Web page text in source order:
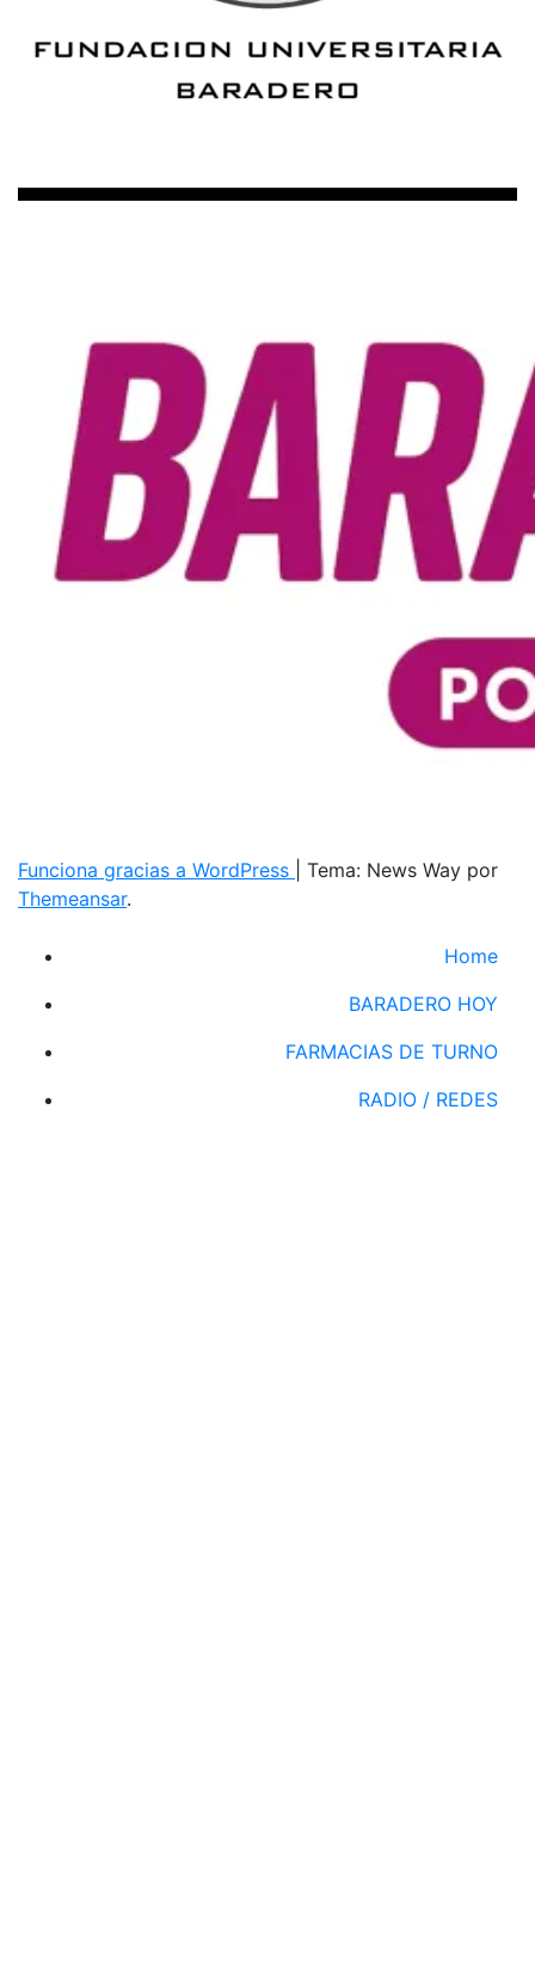
Funciona gracias a WordPress
Tema: News Way por
Themeansar.
Home
BARADERO HOY
FARMACIAS DE TURNO
RADIO / REDES